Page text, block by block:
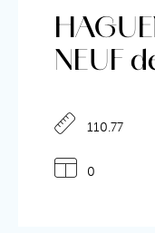
NEUF
110.77
0